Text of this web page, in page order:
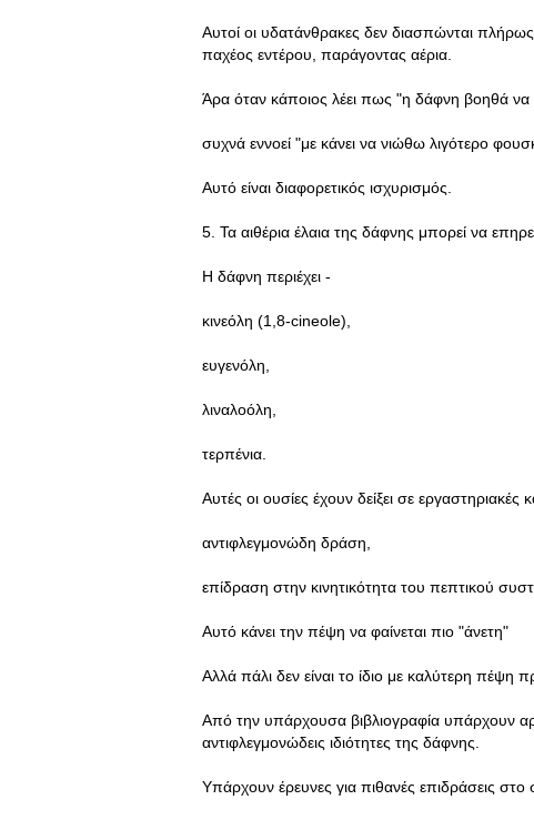
Αυτοί οι υδατάνθρακες δεν διασπώνται
παχέος εντέρου, παράγοντας αέρια.
Άρα όταν κάποιος λέει πως "η δάφνη βοηθά να
συχνά εννοεί "με κάνει να νιώθω λιγότερο
Αυτό είναι διαφορετικός ισχυρισμός.
5. Τα αιθέρια έλαια της δάφνης μπορεί να
Η δάφνη περιέχει -
κινεόλη (1,8-cineole),
ευγενόλη,
λιναλοόλη,
τερπένια.
Αυτές οι ουσίες έχουν δείξει σε
αντιφλεγμονώδη δράση,
επίδραση στην κινητικότητα του πεπτικού
Αυτό κάνει την πέψη να φαίνεται πιο "άνετη"
Αλλά πάλι δεν είναι το ίδιο με καλύτερη πέψη
Από την υπάρχουσα βιβλιογραφία υπάρχουν
αντιφλεγμονώδεις ιδιότητες της δάφνης.
Υπάρχουν έρευνες για πιθανές επιδράσεις στο